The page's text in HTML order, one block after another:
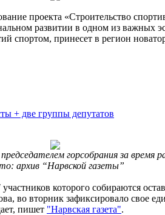
проекта «Строительство
развитии в одном из важных
спортом, принесет в регион
+ две группы депутатов
горсобрания за время
архив “Нарвской газеты”
которого собираются
во вторник зафиксировало свое
пишет "Нарвская газета".